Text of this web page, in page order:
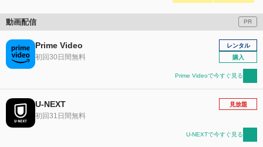
動画配信 PR
Prime Video
初回30日間無料
レンタル
購入
Prime Videoで今すぐ見る
U-NEXT
初回31日間無料
見放題
U-NEXTで今すぐ見る